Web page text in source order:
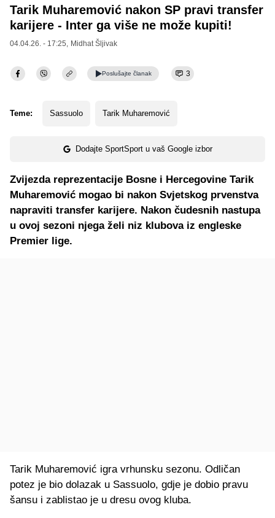
Tarik Muharemović nakon SP pravi transfer
karijere - Inter ga više ne može kupiti!
04.04.26. - 17:25, Midhat Šljivak
Poslušajte članak 3
Teme: Sassuolo Tarik Muharemović
Dodajte SportSport u vaš Google izbor
Zvijezda reprezentacije Bosne i Hercegovine Tarik
Muharemović mogao bi nakon Svjetskog prvenstva
napraviti transfer karijere. Nakon čudesnih nastupa
u ovoj sezoni njega želi niz klubova iz engleske
Premier lige.
Tarik Muharemović igra vrhunsku sezonu. Odličan
potez je bio dolazak u Sassuolo, gdje je dobio pravu
šansu i zablistao je u dresu ovog kluba.